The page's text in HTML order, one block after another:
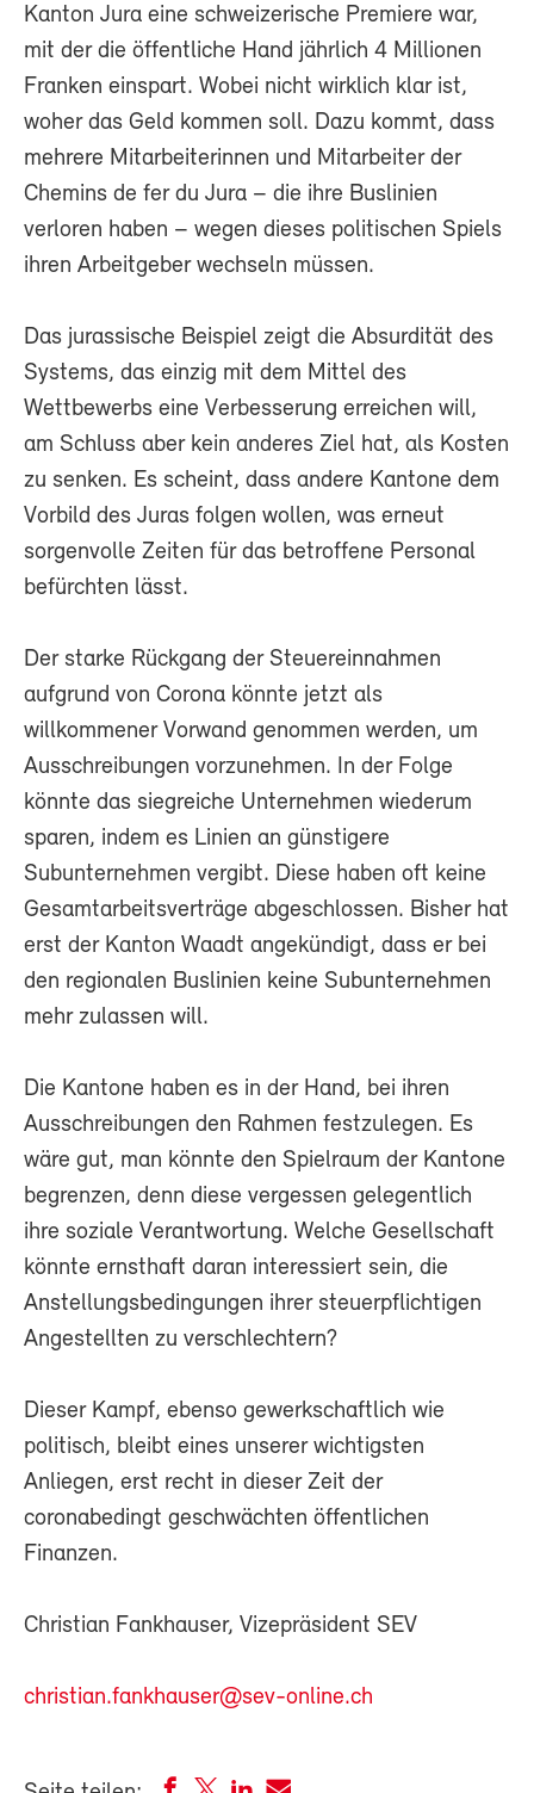
Kanton Jura eine schweizerische Premiere war,
mit der die öffentliche Hand jährlich 4 Millionen
Franken einspart. Wobei nicht wirklich klar ist,
woher das Geld kommen soll. Dazu kommt, dass
mehrere Mitarbeiterinnen und Mitarbeiter der
Chemins de fer du Jura – die ihre Buslinien
verloren haben – wegen dieses politischen Spiels
ihren Arbeitgeber wechseln müssen.
Das jurassische Beispiel zeigt die Absurdität des
Systems, das einzig mit dem Mittel des
Wettbewerbs eine Verbesserung erreichen will,
am Schluss aber kein anderes Ziel hat, als Kosten
zu senken. Es scheint, dass andere Kantone dem
Vorbild des Juras folgen wollen, was erneut
sorgenvolle Zeiten für das betroffene Personal
befürchten lässt.
Der starke Rückgang der Steuereinnahmen
aufgrund von Corona könnte jetzt als
willkommener Vorwand genommen werden, um
Ausschreibungen vorzunehmen. In der Folge
könnte das siegreiche Unternehmen wiederum
sparen, indem es Linien an günstigere
Subunternehmen vergibt. Diese haben oft keine
Gesamtarbeitsverträge abgeschlossen. Bisher hat
erst der Kanton Waadt angekündigt, dass er bei
den regionalen Buslinien keine Subunternehmen
mehr zulassen will.
Die Kantone haben es in der Hand, bei ihren
Ausschreibungen den Rahmen festzulegen. Es
wäre gut, man könnte den Spielraum der Kantone
begrenzen, denn diese vergessen gelegentlich
ihre soziale Verantwortung. Welche Gesellschaft
könnte ernsthaft daran interessiert sein, die
Anstellungsbedingungen ihrer steuerpflichtigen
Angestellten zu verschlechtern?
Dieser Kampf, ebenso gewerkschaftlich wie
politisch, bleibt eines unserer wichtigsten
Anliegen, erst recht in dieser Zeit der
coronabedingt geschwächten öffentlichen
Finanzen.
Christian Fankhauser, Vizepräsident SEV
christian.fankhauser@sev-online.ch